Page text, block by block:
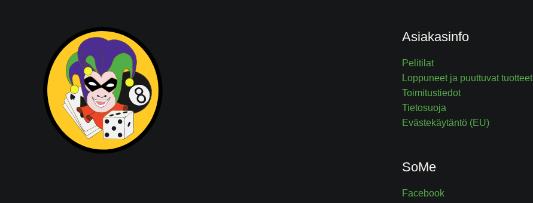
Asiakasinfo
Pelitilat
Loppuneet ja puuttuvat tuotteet
Toimitustiedot
Tietosuoja
Evästekäytäntö (EU)
SoMe
Facebook